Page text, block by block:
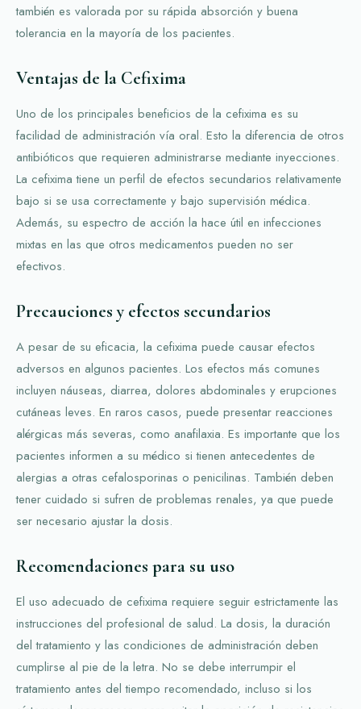
también es valorada por su rápida absorción y buena
tolerancia en la mayoría de los pacientes.
Ventajas de la Cefixima
Uno de los principales beneficios de la cefixima es su
facilidad de administración vía oral. Esto la diferencia de otros
antibióticos que requieren administrarse mediante inyecciones.
La cefixima tiene un perfil de efectos secundarios relativamente
bajo si se usa correctamente y bajo supervisión médica.
Además, su espectro de acción la hace útil en infecciones
mixtas en las que otros medicamentos pueden no ser
efectivos.
Precauciones y efectos secundarios
A pesar de su eficacia, la cefixima puede causar efectos
adversos en algunos pacientes. Los efectos más comunes
incluyen náuseas, diarrea, dolores abdominales y erupciones
cutáneas leves. En raros casos, puede presentar reacciones
alérgicas más severas, como anafilaxia. Es importante que los
pacientes informen a su médico si tienen antecedentes de
alergias a otras cefalosporinas o penicilinas. También deben
tener cuidado si sufren de problemas renales, ya que puede
ser necesario ajustar la dosis.
Recomendaciones para su uso
El uso adecuado de cefixima requiere seguir estrictamente las
instrucciones del profesional de salud. La dosis, la duración
del tratamiento y las condiciones de administración deben
cumplirse al pie de la letra. No se debe interrumpir el
tratamiento antes del tiempo recomendado, incluso si los